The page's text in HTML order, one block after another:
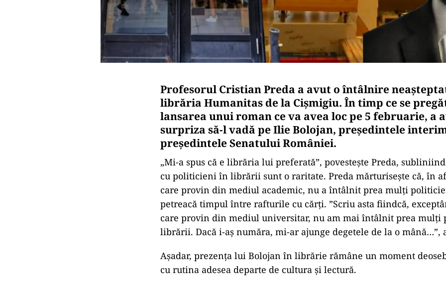
Profesorul Cristian Preda a avut o întâlnire
librăria Humanitas de la Cișmigiu. În timp ce se
lansarea unui roman ce va avea loc pe 5 februarie, a
surpriza să-l vadă pe Ilie Bolojan, președintele
președintele Senatului României.
„Mi-a spus că e librăria lui preferată”, povestește Preda,
cu politicieni în librării sunt o raritate. Preda mărturisește că, în
care provin din mediul academic, nu a întâlnit prea mulți
petreacă timpul între rafturile cu cărți. ”Scriu asta fiindcă,
care provin din mediul universitar, nu am mai întâlnit prea
librării. Dacă i-aș număra, mi-ar ajunge degetele de la o mână…”,
Așadar, prezența lui Bolojan în librărie rămâne un moment
cu rutina adesea departe de cultura și lectură.